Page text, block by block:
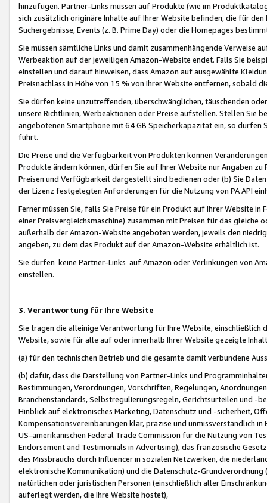
hinzufügen. Partner-Links müssen auf Produkte (wie im
sich zusätzlich originäre Inhalte auf Ihrer Website befinden, die für
Suchergebnisse, Events (z. B. Prime Day) oder die Homepages
Sie müssen sämtliche Links und damit zusammenhängende
Werbeaktion auf der jeweiligen Amazon-Website endet. Falls Sie
einstellen und darauf hinweisen, dass Amazon auf ausgewählte
Preisnachlass in Höhe von 15 % von Ihrer Website entfernen, sobald
Sie dürfen keine unzutreffenden, überschwänglichen, täuschenden
unsere Richtlinien, Werbeaktionen oder Preise aufstellen. Stellen Sie
angebotenen Smartphone mit 64 GB Speicherkapazität ein, so dürfen
führt.
Die Preise und die Verfügbarkeit von Produkten können
Produkte ändern können, dürfen Sie auf Ihrer Website nur Angaben
Preisen und Verfügbarkeit dargestellt sind bedienen oder (b) Sie
der Lizenz festgelegten Anforderungen für die Nutzung von PA API
Ferner müssen Sie, falls Sie Preise für ein Produkt auf Ihrer Website
einer Preisvergleichsmaschine) zusammen mit Preisen für das
außerhalb der Amazon-Website angeboten werden, jeweils den
angeben, zu dem das Produkt auf der Amazon-Website erhältlich ist.
Sie dürfen keine Partner-Links auf Amazon oder Verlinkungen von
einstellen.
3. Verantwortung für Ihre Website
Sie tragen die alleinige Verantwortung für Ihre Website,
Website, sowie für alle auf oder innerhalb Ihrer Website gezeigte
(a) für den technischen Betrieb und die gesamte damit verbundene
(b) dafür, dass die Darstellung von Partner-Links und
Bestimmungen, Verordnungen, Vorschriften, Regelungen,
Branchenstandards, Selbstregulierungsregeln, Gerichtsurteilen und -
Hinblick auf elektronisches Marketing, Datenschutz und -sicherheit,
Kompensationsvereinbarungen klar, präzise und unmissverständlich
US-amerikanischen Federal Trade Commission für die Nutzung von
Endorsement and Testimonials in Advertising), das französische
des Missbrauchs durch Influencer in sozialen Netzwerken, die
elektronische Kommunikation) und die Datenschutz-
natürlichen oder juristischen Personen (einschließlich aller
auferlegt werden, die Ihre Website hostet),